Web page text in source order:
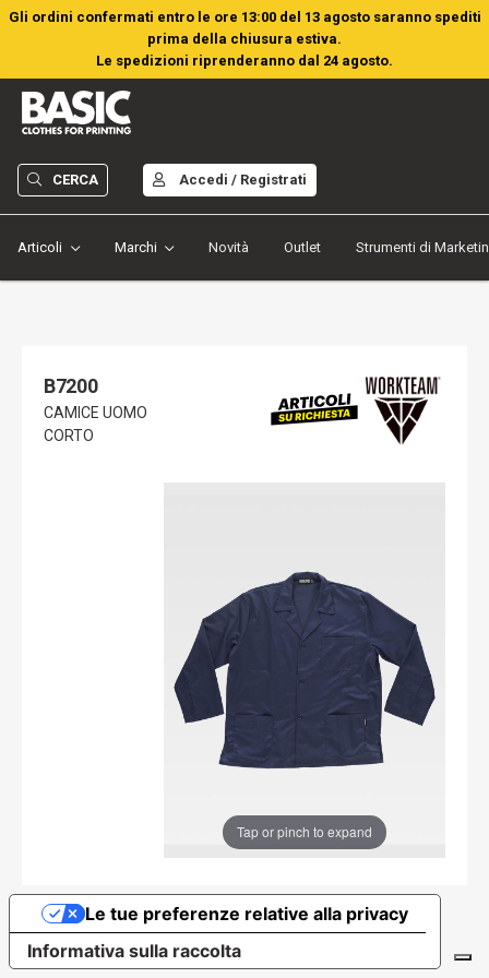
Gli ordini confermati entro le ore 13:00 del 13 agosto saranno spediti
prima della chiusura estiva.
Le spedizioni riprenderanno dal 24 agosto.
Articoli Marchi Novità Outlet Strumenti di
CERCA Accedi / Registrati
B7200
CAMICE UOMO
CORTO
Tap or pinch to expand
Informativa sulla raccolta
Le tue preferenze relative alla privacy